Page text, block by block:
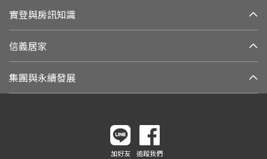
實登與房訊知識
信義居家
集團與永續發展
加好友 追蹤我們